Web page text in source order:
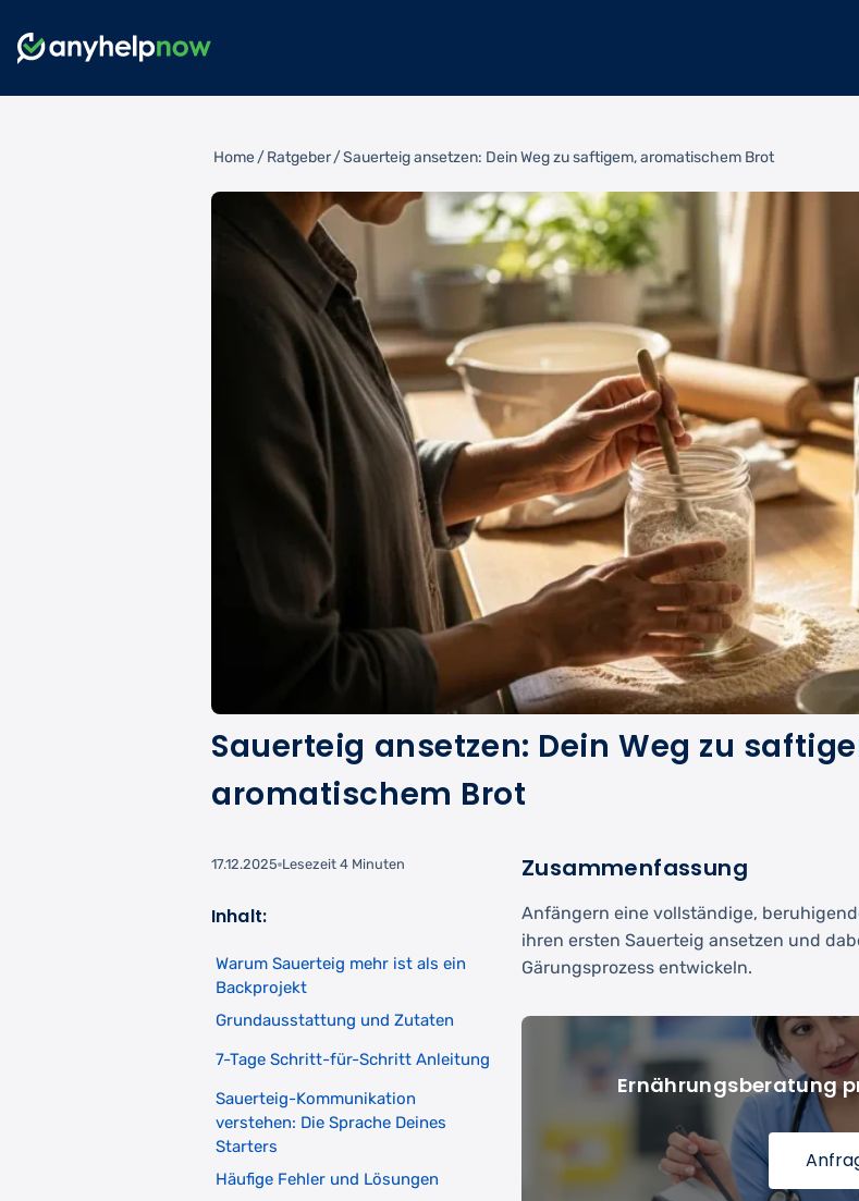
Home/Ratgeber/Sauerteig ansetzen: Dein Weg zu saftigem, aromatischem Brot
Sauerteig ansetzen: Dein Weg zu
aromatischem Brot
17.12.2025 Lesezeit 4 Minuten
Inhalt:
Warum Sauerteig mehr ist als ein
Backprojekt
Grundausstattung und Zutaten
7-Tage Schritt-für-Schritt Anleitung
Sauerteig-Kommunikation
verstehen: Die Sprache Deines
Starters
Häufige Fehler und Lösungen
Zusammenfassung
Anfängern eine vollständige,
ihren ersten Sauerteig ansetzen und
Gärungsprozess entwickeln.
Ernährungsberatung